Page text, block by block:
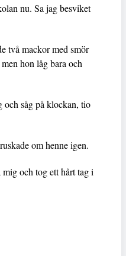
nu. Sa jag besviket
två mackor med smör
hon låg bara och
och såg på klockan, tio
om henne igen.
och tog ett hårt tag i